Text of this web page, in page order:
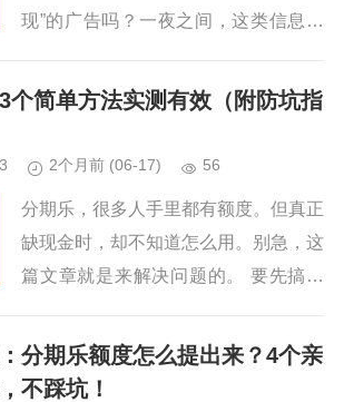
现”的广告吗？一夜之间，这类信息铺
先说清楚。微信分付是官方消费信贷产
个简单方法实测有效（附防坑指
2个月前 (06-17) 56
分期乐，很多人手里都有额度。但真正
缺现金时，却不知道怎么用。别急，这
篇文章就是来解决问题的。 要先搞清
有“提现到银行卡”这个按钮。它的本质
是消费分期平台。你看到的额度，...
分期乐额度怎么提出来？4个亲
不踩坑！